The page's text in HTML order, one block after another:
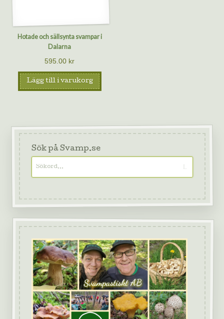
Hotade och sällsynta svampar i
Dalarna
595.00 kr
Lägg till i varukorg
Sök på Svamp.se